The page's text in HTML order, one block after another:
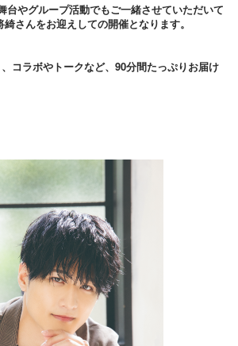
台やグループ活動でもご一緒させていただいて
さんをお迎えしての開催となります。
コラボやトークなど、90分間たっぷりお届け